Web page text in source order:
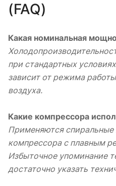
(FAQ)
Какая номинальная
при стандартных
зависит от режима
воздуха.
Какие компрессора
Применяются спиральные
компрессора с плавным
Избыточное упоминание
достаточно указать